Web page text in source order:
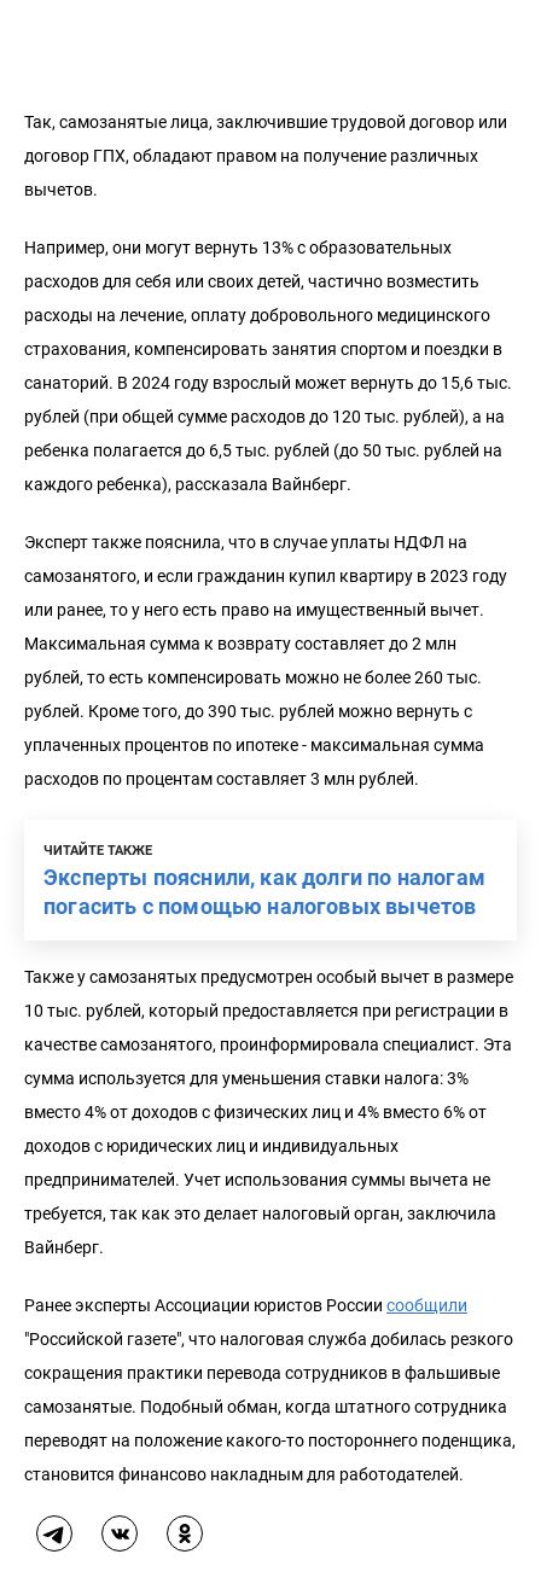
Так, самозанятые лица, заключившие трудовой договор или
договор ГПХ, обладают правом на получение различных
вычетов.
Например, они могут вернуть 13% с образовательных
расходов для себя или своих детей, частично возместить
расходы на лечение, оплату добровольного медицинского
страхования, компенсировать занятия спортом и поездки в
санаторий. В 2024 году взрослый может вернуть до 15,6 тыс.
рублей (при общей сумме расходов до 120 тыс. рублей), а на
ребенка полагается до 6,5 тыс. рублей (до 50 тыс. рублей на
каждого ребенка), рассказала Вайнберг.
Эксперт также пояснила, что в случае уплаты НДФЛ на
самозанятого, и если гражданин купил квартиру в 2023 году
или ранее, то у него есть право на имущественный вычет.
Максимальная сумма к возврату составляет до 2 млн
рублей, то есть компенсировать можно не более 260 тыс.
рублей. Кроме того, до 390 тыс. рублей можно вернуть с
уплаченных процентов по ипотеке - максимальная сумма
расходов по процентам составляет 3 млн рублей.
ЧИТАЙТЕ ТАКЖЕ
Эксперты пояснили, как долги по налогам
погасить с помощью налоговых вычетов
Также у самозанятых предусмотрен особый вычет в размере
10 тыс. рублей, который предоставляется при регистрации в
качестве самозанятого, проинформировала специалист. Эта
сумма используется для уменьшения ставки налога: 3%
вместо 4% от доходов с физических лиц и 4% вместо 6% от
доходов с юридических лиц и индивидуальных
предпринимателей. Учет использования суммы вычета не
требуется, так как это делает налоговый орган, заключила
Вайнберг.
Ранее эксперты Ассоциации юристов России сообщили
"Российской газете", что налоговая служба добилась резкого
сокращения практики перевода сотрудников в фальшивые
самозанятые. Подобный обман, когда штатного сотрудника
переводят на положение какого-то постороннего поденщика,
становится финансово накладным для работодателей.